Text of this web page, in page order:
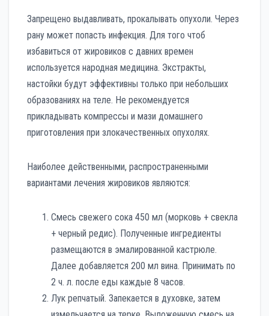
Запрещено выдавливать, прокалывать опухоли. Через
рану может попасть инфекция. Для того чтоб
избавиться от жировиков с давних времен
используется народная медицина. Экстракты,
настойки будут эффективны только при небольших
образованиях на теле. Не рекомендуется
прикладывать компрессы и мази домашнего
приготовления при злокачественных опухолях.
Наиболее действенными, распространенными
вариантами лечения жировиков являются:
Смесь свежего сока 450 мл (морковь + свекла
+ черный редис). Полученные ингредиенты
размещаются в эмалированной кастрюле.
Далее добавляется 200 мл вина. Принимать по
2 ч. л. после еды каждые 8 часов.
Лук репчатый. Запекается в духовке, затем